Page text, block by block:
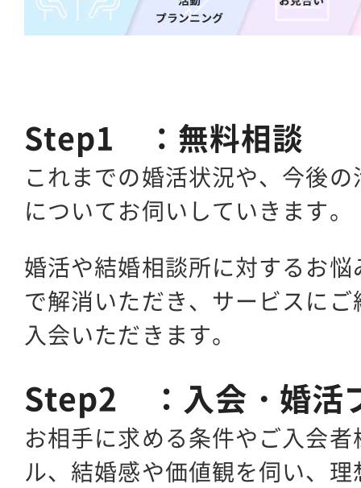
Step1 ：無料相談
これまでの婚活状況や、今後
についてお伺いしていきます。
婚活や結婚相談所に対するお
で解消いただき、サービスに
入会いただきます。
Step2 ：入会・婚活
お相手に求める条件やご入会
ル、結婚感や価値観を伺い、